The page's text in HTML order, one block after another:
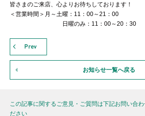
皆さまのご来店、心よりお待ちしております！
＜営業時間＞月～土曜：11：00～21：00
日曜のみ：11：00～20：30
お知らせ一覧へ戻る
この記事に関するご意見・ご質問は下記お問い合
ださい